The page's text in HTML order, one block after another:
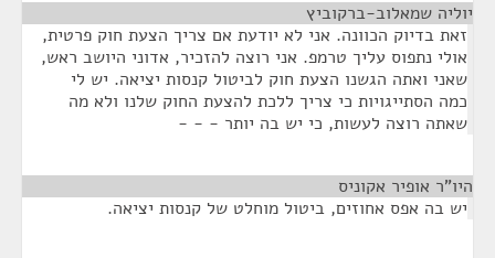
יוליה שמאלוב-ברקוביץ
זאת בדיוק הכוונה. אני לא יודעת אם צריך הצעת חוק פרטית,
אולי נתפוס עליך טרמפ. אני רוצה להזכיר, אדוני היושב ראש,
שאני ואתה הגשנו הצעת חוק לביטול קנסות יציאה. יש לי
כמה הסתייגויות כי צריך ללכת להצעת החוק שלנו ולא מה
שאתה רוצה לעשות, כי יש בה יותר - - -
היו"ר אופיר אקוניס
יש בה אפס אחוזים, ביטול מוחלט של קנסות יציאה.